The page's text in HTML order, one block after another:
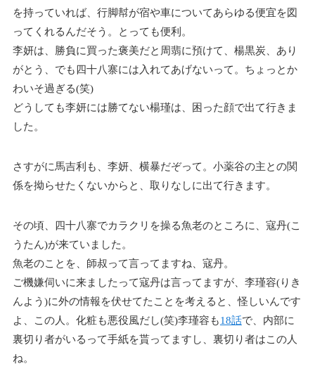
を持っていれば、行脚幇が宿や車についてあらゆる便宜を図
ってくれるんだそう。とっても便利。
李妍は、勝負に買った褒美だと周翡に預けて、楊黒炭、あり
がとう、でも四十八寨には入れてあげないって。ちょっとか
わいそ過ぎる(笑)
どうしても李妍には勝てない楊瑾は、困った顔で出て行きま
した。
さすがに馬吉利も、李妍、横暴だぞって。小薬谷の主との関
係を拗らせたくないからと、取りなしに出て行きます。
その頃、四十八寨でカラクリを操る魚老のところに、寇丹(こ
うたん)が来ていました。
魚老のことを、師叔って言ってますね、寇丹。
ご機嫌伺いに来ましたって寇丹は言ってますが、李瑾容(りき
んよう)に外の情報を伏せてたことを考えると、怪しいんです
よ、この人。化粧も悪役風だし(笑)李瑾容も18話で、内部に
裏切り者がいるって手紙を貰ってますし、裏切り者はこの人
ね。